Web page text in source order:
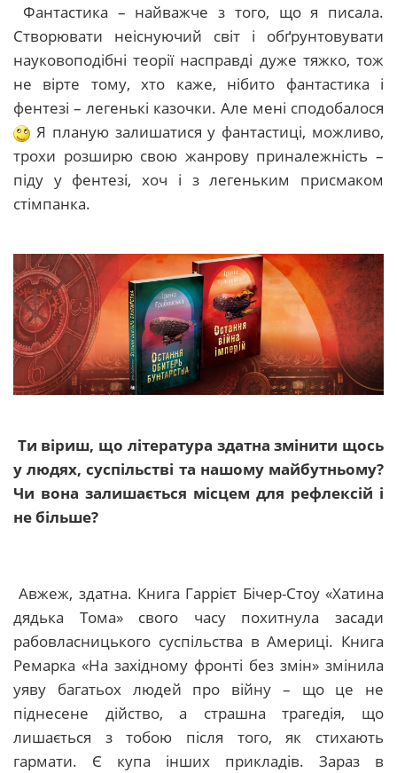
Фантастика – найважче з того, що я писала.
Створювати неіснуючий світ і обґрунтовувати
науковоподібні теорії насправді дуже тяжко, тож
не вірте тому, хто каже, нібито фантастика і
фентезі – легенькі казочки. Але мені сподобалося
Я планую залишатися у фантастиці, можливо,
трохи розширю свою жанрову приналежність –
піду у фентезі, хоч і з легеньким присмаком
стімпанка.
Ти віриш, що література здатна змінити щось
у людях, суспільстві та нашому майбутньому?
Чи вона залишається місцем для рефлексій і
не більше?
Авжеж, здатна. Книга Гаррієт Бічер-Стоу «Хатина
дядька Тома» свого часу похитнула засади
рабовласницького суспільства в Америці. Книга
Ремарка «На західному фронті без змін» змінила
уяву багатьох людей про війну – що це не
піднесене дійство, а страшна трагедія, що
лишається з тобою після того, як стихають
гармати. Є купа інших прикладів. Зараз в